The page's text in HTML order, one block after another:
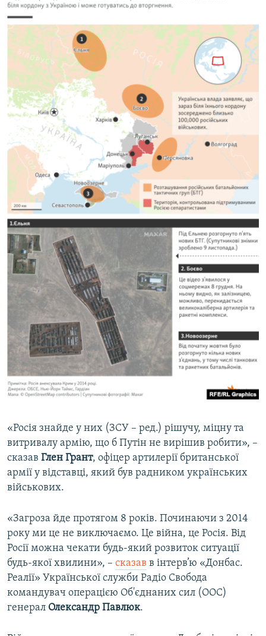
«Росія знайде у них (ЗСУ – ред.) рішучу, міцну та
витривалу армію, що б Путін не вирішив робити», –
сказав Глен Грант, офіцер артилерії британської
армії у відставці, який був радником українських
військових.
«Загроза йде протягом 8 років. Починаючи з 2014
року ми це не виключаємо. Це війна, це Росія. Від
Росії можна чекати будь-який розвиток ситуації
будь-якої хвилини», – сказав в інтерв’ю «Донбас.
Реалії» Української служби Радіо Свобода
командувач операцією Об'єднаних сил (ООС)
генерал Олександр Павлюк.